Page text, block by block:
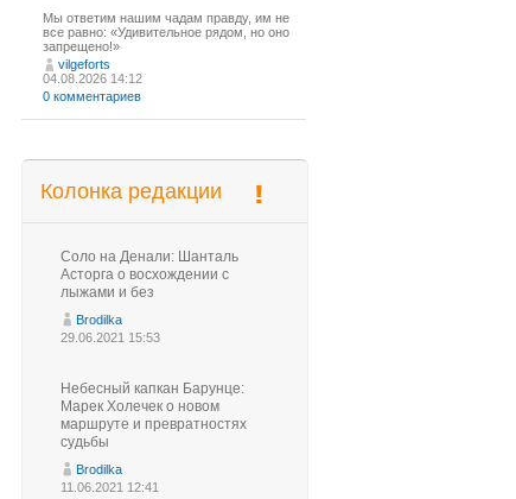
Мы ответим нашим чадам правду, им не
все равно: «Удивительное рядом, но оно
запрещено!»
vilgeforts
04.08.2026 14:12
0 комментариев
Колонка редакции
Соло на Денали: Шанталь
Асторга о восхождении с
лыжами и без
Brodilka
29.06.2021 15:53
Небесный капкан Барунце:
Марек Холечек о новом
маршруте и превратностях
судьбы
Brodilka
11.06.2021 12:41